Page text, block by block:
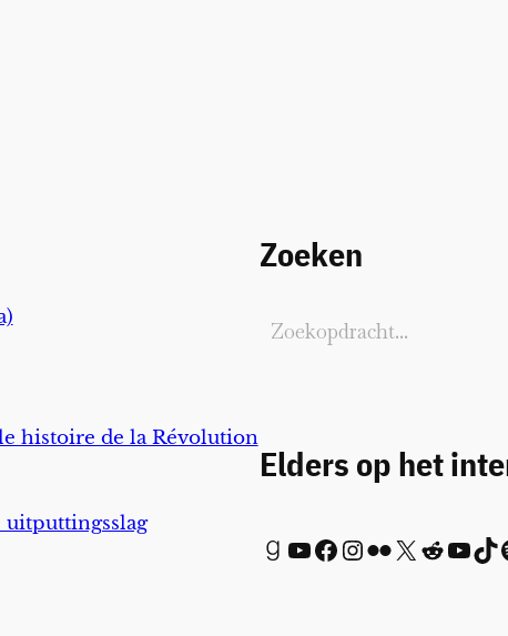
histoire de la Révolution
uitputtingsslag
Zoeken
Elders op het
Goodreads YouTube Facebook InstagramFlickr X Reddit YouTube TikTok